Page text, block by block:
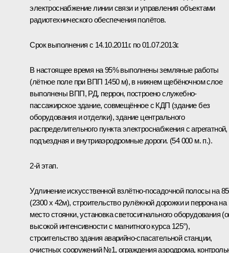
электроснабжение линии связи и управления объектами
радиотехнического обеспечения полётов.
Срок выполнения с 14.10.2011г. по 01.07.2013г.
В настоящее время на 95% выполнены земляные работы
(лётное поле при ВПП 1450 м), в нижнем щебёночном слое
выполнены ВПП, РД, перрон, построено служебно-
пассажирское здание, совмещённое с КДП (здание без
оборудования и отделки), здание центрального
распределительного пункта электроснабжения с агрегатной,
подъездная и внутриаэродромные дороги. (54 000 м. п.).
2-й этап.
Удлинение искусственной взлётно-посадочной полосы на
(2300 x 42м), строительство рулёжной дорожки и перрона на
место стоянки, установка светосигнального оборудования
высокой интенсивности с магнитного курса 125°),
строительство здания аварийно-спасательной станции,
очистных сооружений №1, ограждения аэродрома,